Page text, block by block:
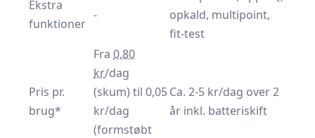
Ekstra
funktioner
-
opkald, multipoint,
fit-test
Pris pr.
brug*
Fra 0,80
kr/dag
(skum) til 0,05
kr/dag
(formstøbt
Ca. 2-5 kr/dag over 2
år inkl. batteriskift